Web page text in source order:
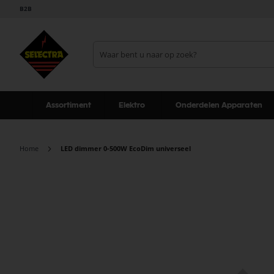
B2B
Assortiment Elektro Onderdelen Apparaten
Home LED dimmer 0-500W EcoDim universeel